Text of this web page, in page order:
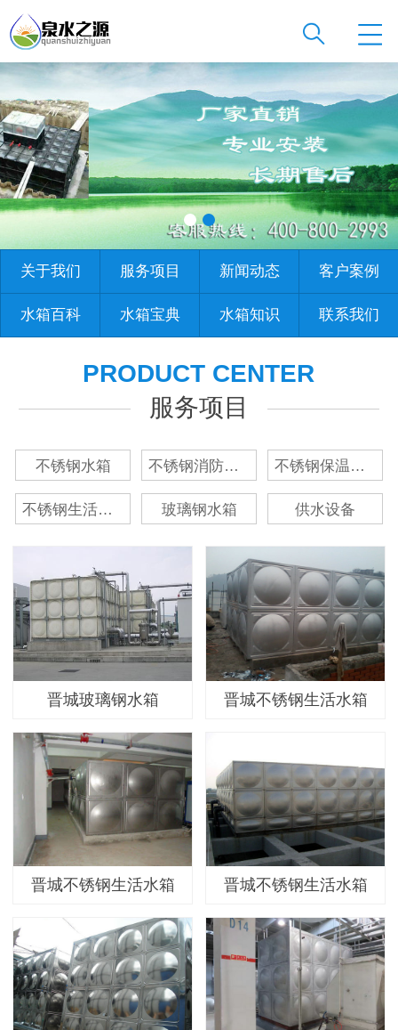
关于我们 服务项目 新闻动态 客户案例
水箱百科 水箱宝典 水箱知识 联系我们
PRODUCT CENTER
服务项目
不锈钢水箱 不锈钢消防水箱 不锈钢保温水箱
不锈钢生活水箱 玻璃钢水箱 供水设备
晋城玻璃钢水箱 晋城不锈钢生活水箱
晋城不锈钢生活水箱 晋城不锈钢生活水箱